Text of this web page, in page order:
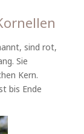
sind rot,
Sie
Kern.
bis Ende